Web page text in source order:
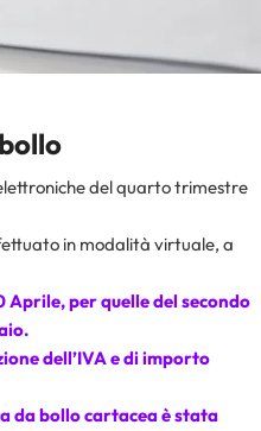
del quarto trimestre
in modalità virtuale, a
per quelle del secondo
dell’IVA e di importo
da bollo cartacea è stata